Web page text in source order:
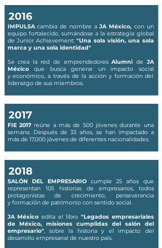
2016
IMPULSAcambia de nombre aJA México, con un
equipo fortalecido, sumándose a la estrategia global
de Junior Achievement:"Una sola visión, una sola
marca y una sola identidad"
Se crea la red de emprendedoresAlumni de JA
Méxicoque busca generar un impacto social
y económico, a través de la acción y formación del
liderazgo de sus miembros.
2017
FIE 2017 reúne a más de 500 jóvenesdurante una
semana. Despuésde 33 años, se han impactado a
más de 17,000 jóvenes de diferentes nacionalidades.
2018
SALÓN DEL EMPRESARIO cumple 25 años que
representan 105 historias de empresarios, todos
protagonistas de crecimiento, perseverancia
y formación de patrimonio con sentido social.
JA México edita el libro "Legados empresariales
de México, misiones cumplidas del salón del
empresario", sobre la historia y el impacto del
desarrollo empresarial de nuestro país.